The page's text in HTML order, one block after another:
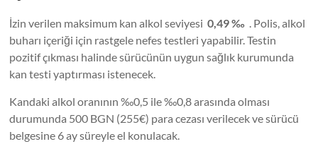
İzin verilen maksimum kan alkol seviyesi0,49 ‰ . Polis, alkol
buharı içeriği için rastgele nefes testleri yapabilir. Testin
pozitif çıkması halinde sürücünün uygun sağlık kurumunda
kan testi yaptırması istenecek.
Kandaki alkol oranının ‰0,5 ile ‰0,8 arasında olması
durumunda 500 BGN (255€) para cezası verilecek ve sürücü
belgesine 6 ay süreyle el konulacak.